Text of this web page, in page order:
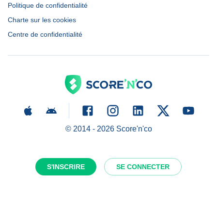
S'INSCRIRE SE CONNECTER
Politique de confidentialité
Charte sur les cookies
Centre de confidentialité
© 2014 - 2026Score'n'co